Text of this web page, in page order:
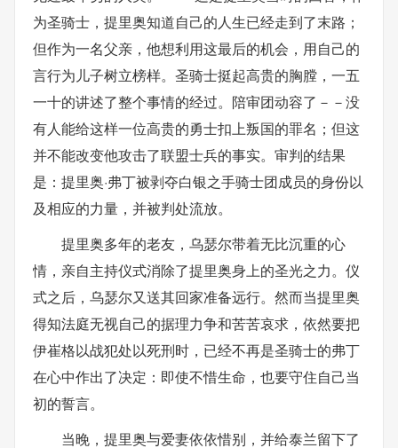
为圣骑士，提里奥知道自己的人生已经走到了末路；
但作为一名父亲，他想利用这最后的机会，用自己的
言行为儿子树立榜样。圣骑士挺起高贵的胸膛，一五
一十的讲述了整个事情的经过。陪审团动容了－－没
有人能给这样一位高贵的勇士扣上叛国的罪名；但这
并不能改变他攻击了联盟士兵的事实。审判的结果
是：提里奥·弗丁被剥夺白银之手骑士团成员的身份以
及相应的力量，并被判处流放。
提里奥多年的老友，乌瑟尔带着无比沉重的心
情，亲自主持仪式消除了提里奥身上的圣光之力。仪
式之后，乌瑟尔又送其回家准备远行。然而当提里奥
得知法庭无视自己的据理力争和苦苦哀求，依然要把
伊崔格以战犯处以死刑时，已经不再是圣骑士的弗丁
在心中作出了决定：即使不惜生命，也要守住自己当
初的誓言。
当晚，提里奥与爱妻依依惜别，并给泰兰留下了